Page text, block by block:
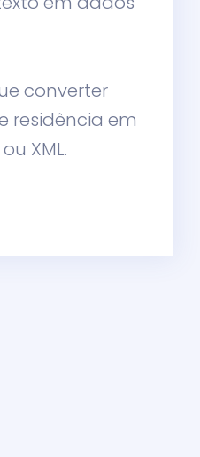
converter
residência em
ou XML.